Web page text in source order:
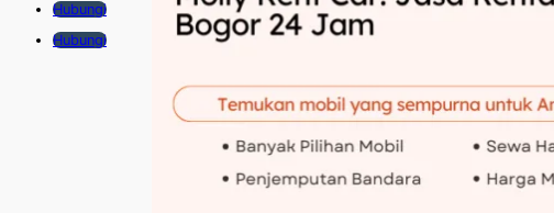
Hubungi
Hubungi